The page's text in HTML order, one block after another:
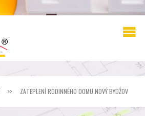
>> ZATEPLENÍ RODINNÉHO DOMU NOVÝ BYDŽOV